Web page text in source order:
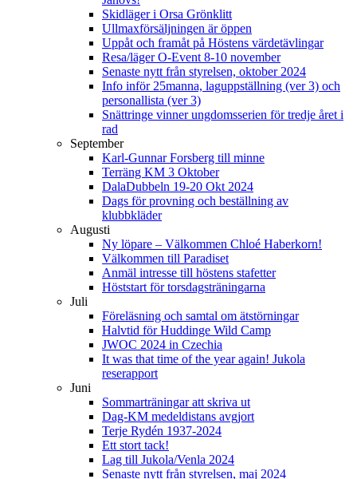
Skidläger i Orsa Grönklitt
Ullmaxförsäljningen är öppen
Uppåt och framåt på Höstens värdetävlingar
Resa/läger O-Event 8-10 november
Senaste nytt från styrelsen, oktober 2024
Info inför 25manna, laguppställning (ver 3) och
personallista (ver 3)
Snättringe vinner ungdomsserien för tredje året i
rad
September
Karl-Gunnar Forsberg till minne
Terräng KM 3 Oktober
DalaDubbeln 19-20 Okt 2024
Dags för provning och beställning av
klubbkläder
Augusti
Ny löpare – Välkommen Chloé Haberkorn!
Välkommen till Paradiset
Anmäl intresse till höstens stafetter
Höststart för torsdagsträningarna
Juli
Föreläsning och samtal om ätstörningar
Halvtid för Huddinge Wild Camp
JWOC 2024 in Czechia
It was that time of the year again! Jukola
reserapport
Juni
Sommarträningar att skriva ut
Dag-KM medeldistans avgjort
Terje Rydén 1937-2024
Ett stort tack!
Lag till Jukola/Venla 2024
Senaste nytt från styrelsen, maj 2024